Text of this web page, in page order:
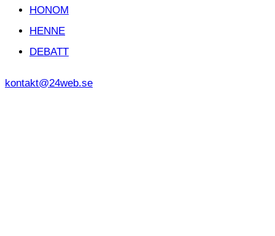
HONOM
HENNE
DEBATT
kontakt@24web.se